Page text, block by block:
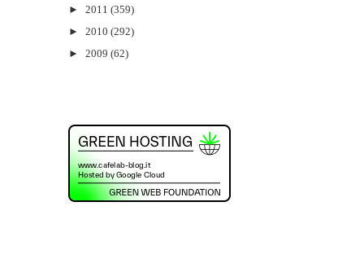
► 2011 (359)
► 2010 (292)
► 2009 (62)